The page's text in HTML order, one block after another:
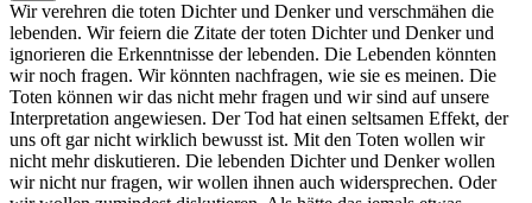
Wir verehren die toten Dichter und Denker und verschmähen die
lebenden. Wir feiern die Zitate der toten Dichter und Denker und
ignorieren die Erkenntnisse der lebenden. Die Lebenden könnten
wir noch fragen. Wir könnten nachfragen, wie sie es meinen. Die
Toten können wir das nicht mehr fragen und wir sind auf unsere
Interpretation angewiesen. Der Tod hat einen seltsamen Effekt, der
uns oft gar nicht wirklich bewusst ist. Mit den Toten wollen wir
nicht mehr diskutieren. Die lebenden Dichter und Denker wollen
wir nicht nur fragen, wir wollen ihnen auch widersprechen. Oder